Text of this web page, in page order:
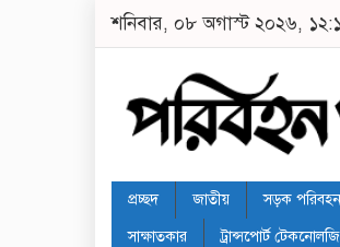
শনিবার, ০৮ অগাস্ট ২০২৬,
প্রচ্ছদ জাতীয় সড়ক পরিবহন
সাক্ষাতকার
ট্রান্সপোর্ট টেকনোলজি